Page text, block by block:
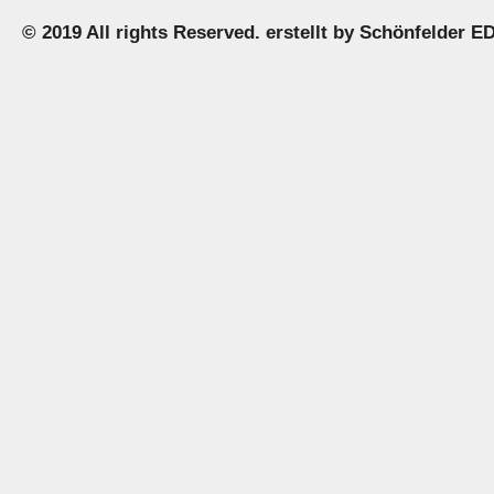
© 2019 All rights Reserved. erstellt by Schönfelder